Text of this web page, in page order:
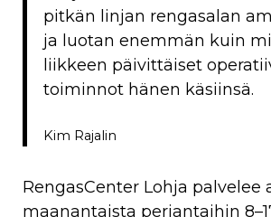
pitkän linjan rengasalan
ja luotan enemmän kuin
liikkeen päivittäiset
toiminnot hänen käsiinsä.
Kim Rajalin
RengasCenter Lohja palvelee
maanantaista perjantaihin